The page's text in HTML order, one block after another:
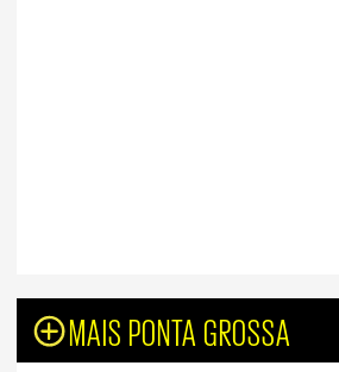
MAIS PONTA GROSSA